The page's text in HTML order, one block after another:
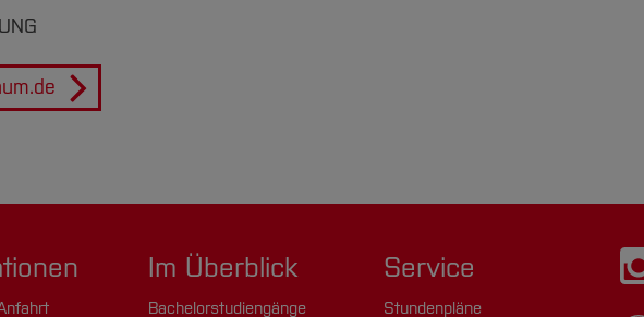
Im Überblick
Bachelorstudiengänge
Service
Stundenpläne